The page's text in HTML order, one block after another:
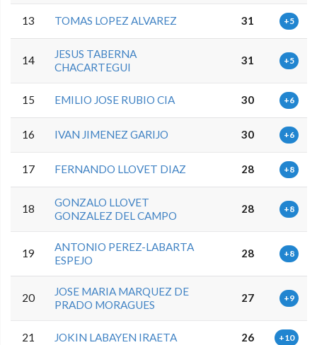
13 TOMAS LOPEZ ALVAREZ 31 +5
14
JESUS TABERNA
CHACARTEGUI
31 +5
15 EMILIO JOSE RUBIO CIA 30 +6
16 IVAN JIMENEZ GARIJO 30 +6
17 FERNANDO LLOVET DIAZ 28 +8
18
GONZALO LLOVET
GONZALEZ DEL CAMPO
28 +8
19
ANTONIO PEREZ-LABARTA
ESPEJO
28 +8
20
JOSE MARIA MARQUEZ DE
PRADO MORAGUES
27 +9
21 JOKIN LABAYEN IRAETA 26 +10